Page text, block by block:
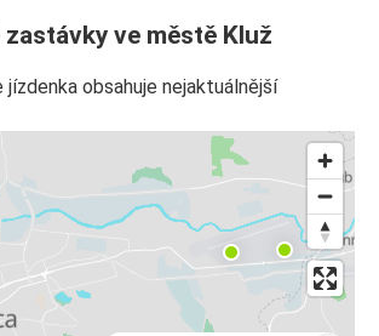
ve městě Kluž
jízdenka obsahuje nejaktuálnější